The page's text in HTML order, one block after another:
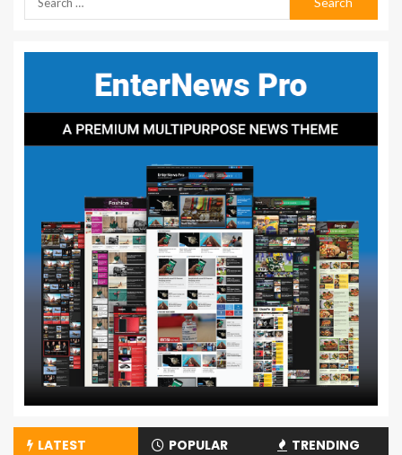
LATEST POPULAR TRENDING